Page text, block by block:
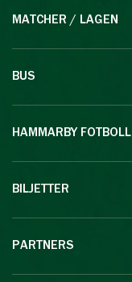
MATCHER / LAGEN
BUS
HAMMARBY FOTBOLL
BILJETTER
PARTNERS